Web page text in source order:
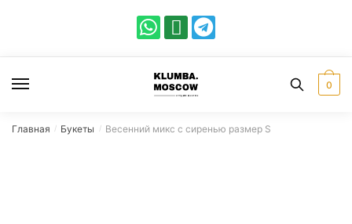
0
Главная / Букеты / Весенний микс с сиренью размер S